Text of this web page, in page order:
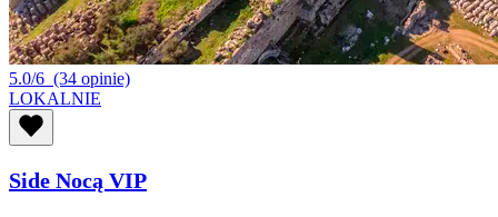
5.0/6 (34 opinie)
LOKALNIE
Side Nocą VIP